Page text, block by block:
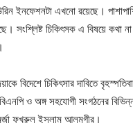
ইনফেশনটা এখনো রয়েছে।
সংশ্লিষ্ট চিকিৎসক এ বিষয়ে কথা
বিদেশে চিকিৎসার দাবিতে
ও অঙ্গ সহযোগী সংগঠনের
ফখরুল ইসলাম আলমগীর।